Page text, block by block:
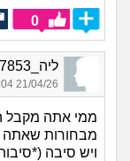
0
ליה_7853, בת 32, אורחת
21/04/26 13:04
ממי אתה מקבל
מבחורות שאתה
ויש סיבה